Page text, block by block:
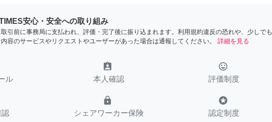
安心・安全への取り組み
引前に事務局に支払われ、評価・完了後に振り込まれます。利用規約違反の恐れや、少しでも
容のサービスやリクエストやユーザーがあった場合は通報してください。
詳細を見る
ル
assignment_ind
本人確認
tag_faces
評価制度
lock
シェアワーカー保険
stars
認定制度